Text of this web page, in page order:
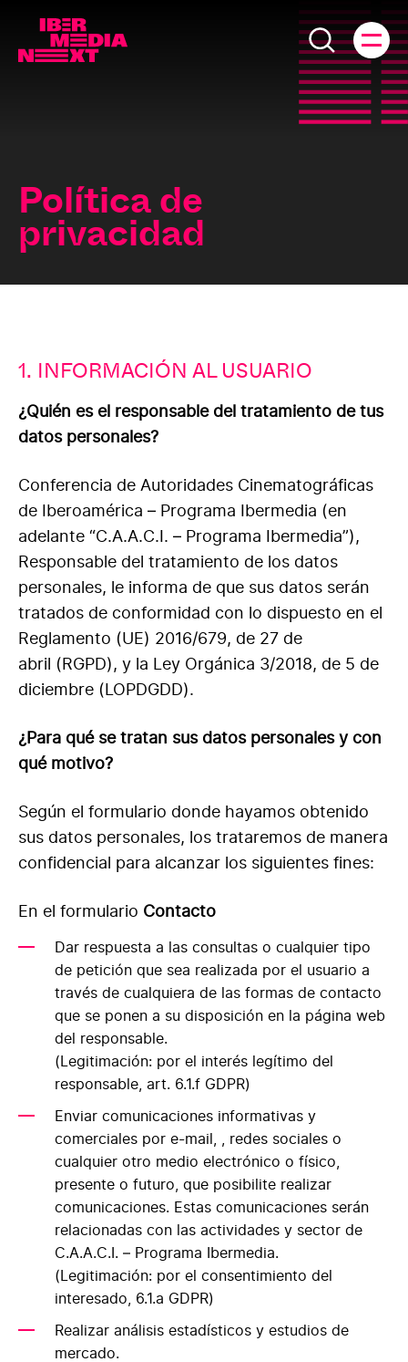
Política de
privacidad
1. INFORMACIÓN AL USUARIO
¿Quién es el responsable del tratamiento de tus
datos personales?
Conferencia de Autoridades Cinematográficas
de Iberoamérica – Programa Ibermedia (en
adelante “C.A.A.C.I. – Programa Ibermedia”),
Responsable del tratamiento de los datos
personales, le informa de que sus datos serán
tratados de conformidad con lo dispuesto en el
Reglamento (UE) 2016/679, de 27 de
abril (RGPD), y la Ley Orgánica 3/2018, de 5 de
diciembre (LOPDGDD).
¿Para qué se tratan sus datos personales y con
qué motivo?
Según el formulario donde hayamos obtenido
sus datos personales, los trataremos de manera
confidencial para alcanzar los siguientes fines:
En el formulario Contacto
Dar respuesta a las consultas o cualquier tipo
de petición que sea realizada por el usuario a
través de cualquiera de las formas de contacto
que se ponen a su disposición en la página web
del responsable.
(Legitimación: por el interés legítimo del
responsable, art. 6.1.f GDPR)
Enviar comunicaciones informativas y
comerciales por e-mail, , redes sociales o
cualquier otro medio electrónico o físico,
presente o futuro, que posibilite realizar
comunicaciones. Estas comunicaciones serán
relacionadas con las actividades y sector de
C.A.A.C.I. – Programa Ibermedia.
(Legitimación: por el consentimiento del
interesado, 6.1.a GDPR)
Realizar análisis estadísticos y estudios de
mercado.